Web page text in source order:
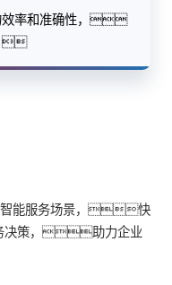
效率和准确性，

能服务场景，快
决策，助力企业